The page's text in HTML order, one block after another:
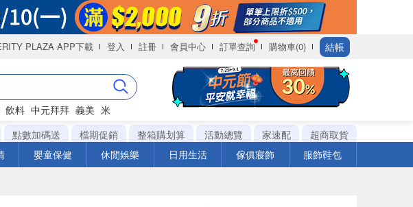
PLAZA APP下載 登入 註冊 會員中心 訂單查詢 購物車(0) 結帳
飲料 中元拜拜 義美 米
點數加碼送 檔期促銷 整箱購划算 活動總覽 家速配
超商取貨
嬰童保健 休閒娛樂 日用生活 傢俱寢飾 服飾鞋包